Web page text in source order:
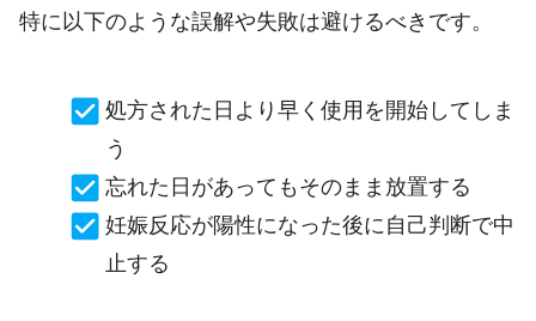
特に以下のような誤解や失敗は避けるべきです。
処方された日より早く使用を開始してしま
う
忘れた日があってもそのまま放置する
妊娠反応が陽性になった後に自己判断で中
止する